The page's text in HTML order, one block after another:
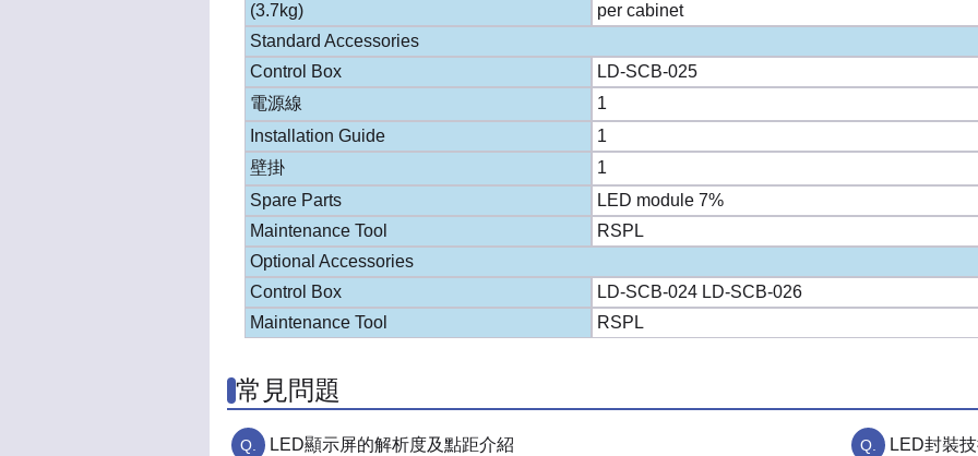
(3.7kg)
per cabinet
Standard Accessories
Control Box
LD-SCB-025
電源線
1
Installation Guide
1
壁掛
1
Spare Parts
LED module 7%
Maintenance Tool
RSPL
Optional Accessories
Control Box
LD-SCB-024 LD-SCB-026
Maintenance Tool
RSPL
常見問題
LED顯示屏的解析度及點距介紹 LED封裝